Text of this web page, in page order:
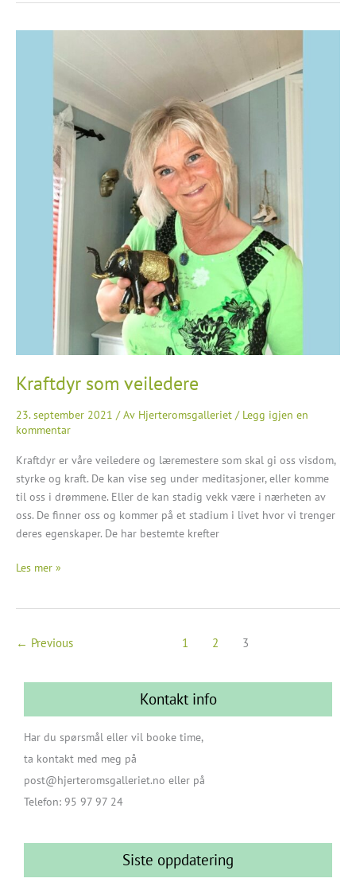
gir
Kraftdyr som veiledere
23. september 2021 / Av Hjerteromsgalleriet / Legg igjen en
kommentar
Kraftdyr er våre veiledere og læremestere som skal gi oss visdom,
styrke og kraft. De kan vise seg under meditasjoner, eller komme
til oss i drømmene. Eller de kan stadig vekk være i nærheten av
oss. De finner oss og kommer på et stadium i livet hvor vi trenger
deres egenskaper. De har bestemte krefter
Kraftdyr
Les mer »
← Previous 1 2 3
Kontakt info
Har du spørsmål eller vil booke time,
ta kontakt med meg på
post@hjerteromsgalleriet.no eller på
Telefon: 95 97 97 24
Siste oppdatering